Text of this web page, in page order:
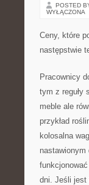
POSTED
WYŁĄCZONA
Ceny, które
następstwie
Pracownicy
tym z reguły
meble ale
przykład
kolosalna
nastawionym
dni. Jeśli jest